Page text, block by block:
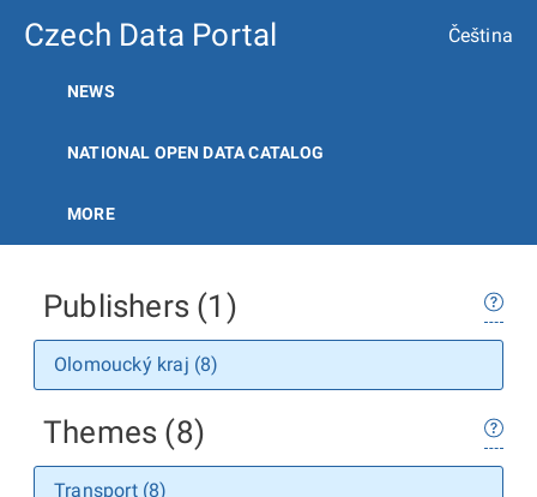
Czech Data Portal Čeština
NEWS
NATIONAL OPEN DATA CATALOG
MORE
Publishers (1)
Olomoucký kraj (8)
Themes (8)
Transport (8)